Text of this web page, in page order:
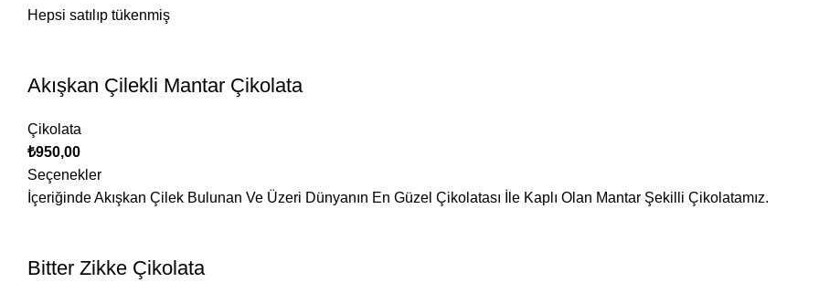
Hepsi satılıp tükenmiş
Akışkan Çilekli Mantar Çikolata
Çikolata
₺950,00
Seçenekler
İçeriğinde Akışkan Çilek Bulunan Ve Üzeri Dünyanın En Güzel Çikolatası İle Kaplı Olan Mantar Şekilli Çikolatamız.
Bitter Zikke Çikolata